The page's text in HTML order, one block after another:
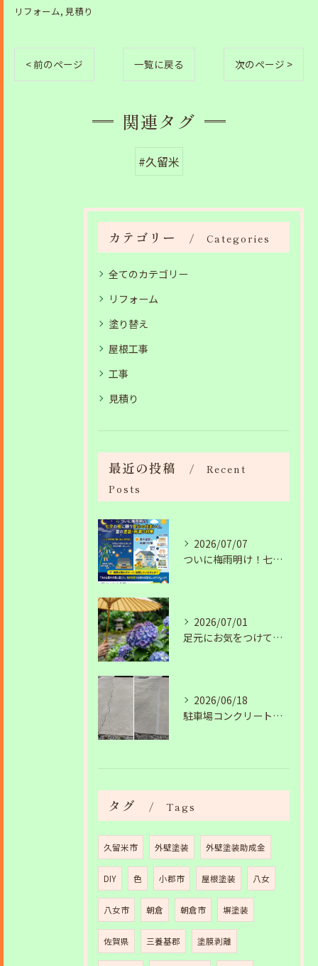
リフォーム 見積り
< 前のページ 一覧に戻る 次のページ >
関連タグ
#久留米
カテゴリー Categories
全てのカテゴリー
リフォーム
塗り替え
屋根工事
工事
見積り
最近の投稿
Recent
Posts
2026/07/07
ついに梅雨明け！七夕の夜に願う安心の住まいと、夏の塗装・雨漏り対策
2026/07/01
足元にお気をつけて。梅雨の季節を安全・快適に乗り切るコツ
2026/06/18
駐車場コンクリートのひび割れは放置NG？原因と補修工事の施工事例を紹介
タグ Tags
久留米市 外壁塗装 外壁塗装助成金
DIY 色 小郡市 屋根塗装 八女
八女市 朝倉 朝倉市 塀塗装
佐賀県 三養基郡 塗膜剥離